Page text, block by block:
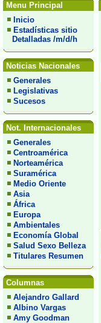
Menu Principal
Inicio
Estadísticas sitio
Detalladas /m/d/h
Noticias Nacionales
Generales
Legislativas
Sucesos
Not. Internacionales
Generales
Centroamérica
Norteamérica
Suramérica
Medio Oriente
Asia
África
Europa
Ambientales
Economía Global
Salud Sexo Belleza
Titulares Resumen
Columnas
Alejandro Gallard
Albino Vargas
Amy Goodman